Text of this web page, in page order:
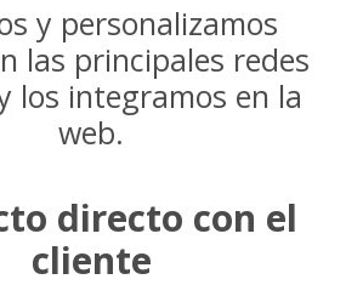
y personalizamos
las principales redes
los integramos en la
web.
directo con el
cliente